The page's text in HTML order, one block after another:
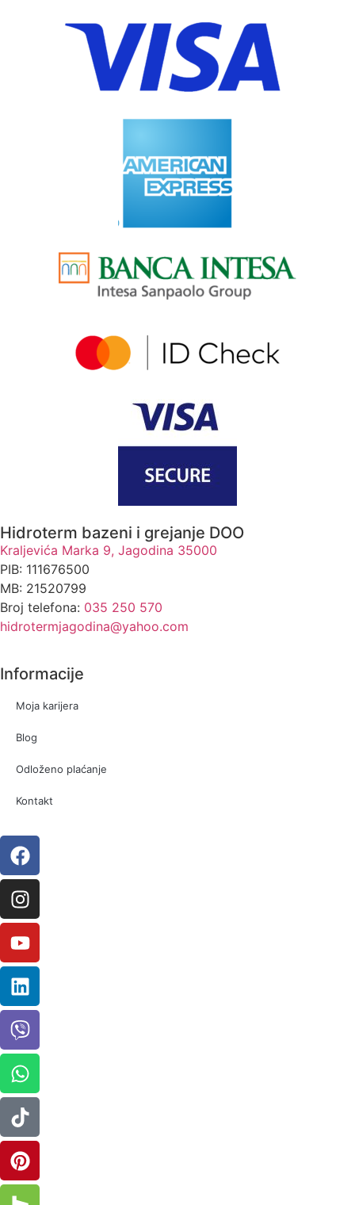
Hidroterm bazeni i grejanje DOO
Kraljevića Marka 9, Jagodina 35000
PIB: 111676500
MB: 21520799
Broj telefona: 035 250 570
hidrotermjagodina@yahoo.com
Informacije
Moja karijera
Blog
Odloženo plaćanje
Kontakt